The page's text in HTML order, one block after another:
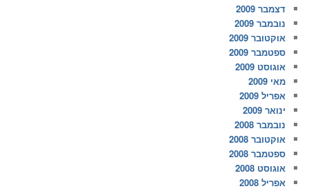
דצמבר 2009
נובמבר 2009
אוקטובר 2009
ספטמבר 2009
אוגוסט 2009
מאי 2009
אפריל 2009
ינואר 2009
נובמבר 2008
אוקטובר 2008
ספטמבר 2008
אוגוסט 2008
אפריל 2008